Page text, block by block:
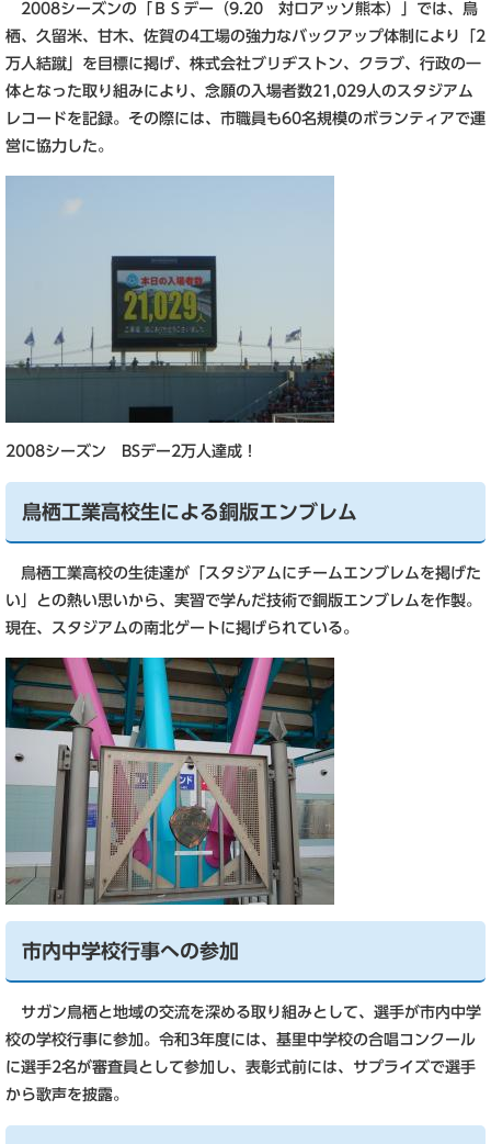
2008シーズンの「ＢＳデー（9.20 対ロアッソ熊本）」では、鳥
栖、久留米、甘木、佐賀の4工場の強力なバックアップ体制により「2
万人結蹴」を目標に掲げ、株式会社ブリヂストン、クラブ、行政の一
体となった取り組みにより、念願の入場者数21,029人のスタジアム
レコードを記録。その際には、市職員も60名規模のボランティアで運
営に協力した。
2008シーズン BSデー2万人達成！
鳥栖工業高校生による銅版エンブレム
鳥栖工業高校の生徒達が「スタジアムにチームエンブレムを掲げた
い」との熱い思いから、実習で学んだ技術で銅版エンブレムを作製。
現在、スタジアムの南北ゲートに掲げられている。
市内中学校行事への参加
サガン鳥栖と地域の交流を深める取り組みとして、選手が市内中学
校の学校行事に参加。令和3年度には、基里中学校の合唱コンクール
に選手2名が審査員として参加し、表彰式前には、サプライズで選手
から歌声を披露。